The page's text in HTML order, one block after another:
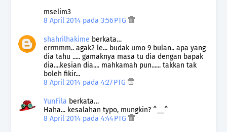
mselim3
8 April 2014 pada 3:56 PTG
shahrilhakime berkata…
errmmm.. agak2 le... budak umo 9 bulan.. apa yang
dia tahu ..... gamaknya masa tu dia dengan bapak
dia....kesian dia.... mahkamah pun...... takkan tak
boleh fikir...
8 April 2014 pada 4:27 PTG
YunFila berkata…
Haha... kesalahan typo, mungkin? ^__^
8 April 2014 pada 4:44 PTG